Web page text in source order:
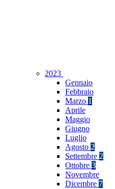
2023
Gennaio
Febbraio
Marzo 1
Aprile
Maggio
Giugno
Luglio
Agosto 2
Settembre 2
Ottobre 3
Novembre
Dicembre 7